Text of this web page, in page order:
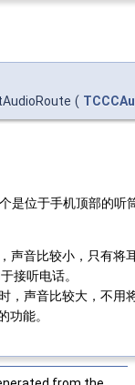
(
是位于手机顶部的听
声音比较小，只有将
接听电话。
，声音比较大，不用
功能。